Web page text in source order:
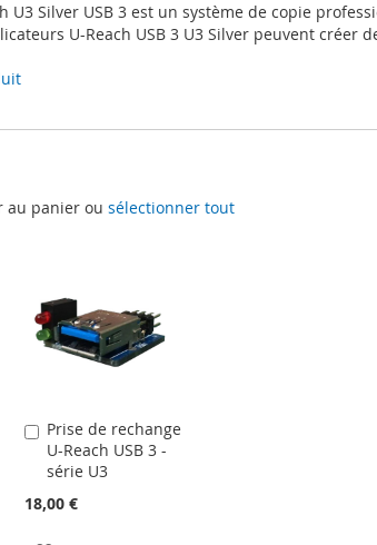
U3 Silver USB 3 est un système de copie
U-Reach USB 3 U3 Silver peuvent créer
au panier ou sélectionner tout
Prise de rechange
U-Reach USB 3 -
série U3
18,00 €
Ajouter
au
panier